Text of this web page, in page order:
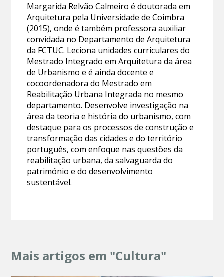
Margarida Relvão Calmeiro é doutorada em
Arquitetura pela Universidade de Coimbra
(2015), onde é também professora auxiliar
convidada no Departamento de Arquitetura
da FCTUC. Leciona unidades curriculares do
Mestrado Integrado em Arquitetura da área
de Urbanismo e é ainda docente e
cocoordenadora do Mestrado em
Reabilitação Urbana Integrada no mesmo
departamento. Desenvolve investigação na
área da teoria e história do urbanismo, com
destaque para os processos de construção e
transformação das cidades e do território
português, com enfoque nas questões da
reabilitação urbana, da salvaguarda do
património e do desenvolvimento
sustentável.
Mais artigos em "Cultura"